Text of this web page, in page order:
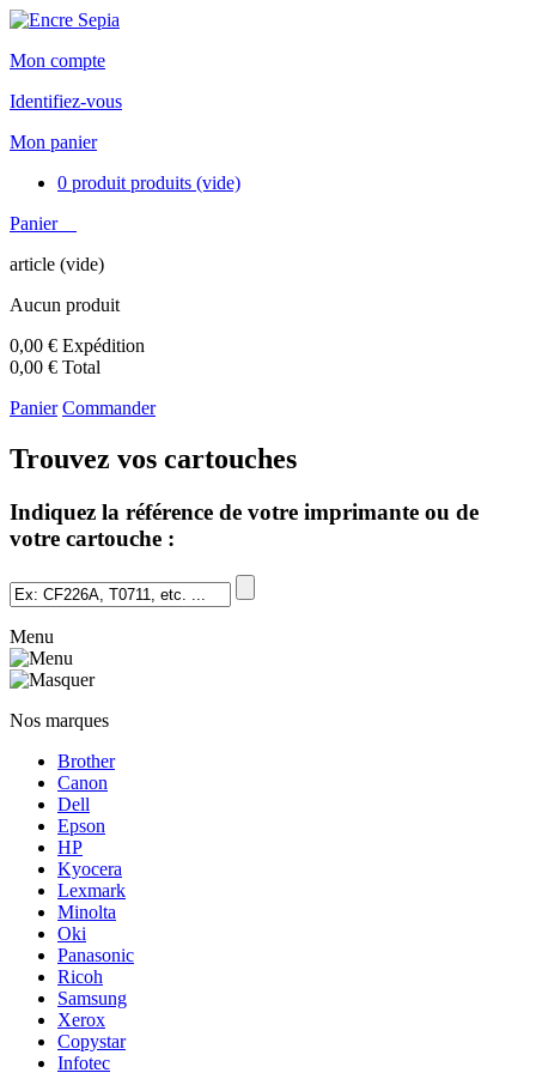
Mon compte
Identifiez-vous
Mon panier
0 produit produits (vide)
Panier
article (vide)
Aucun produit
0,00 € Expédition
0,00 € Total
Panier Commander
Trouvez vos cartouches
Indiquez la référence de votre imprimante ou de
votre cartouche :
Menu
Nos marques
Brother
Canon
Dell
Epson
HP
Kyocera
Lexmark
Minolta
Oki
Panasonic
Ricoh
Samsung
Xerox
Copystar
Infotec